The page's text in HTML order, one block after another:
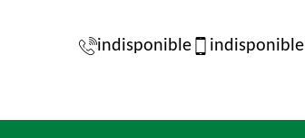
indisponible indisponible